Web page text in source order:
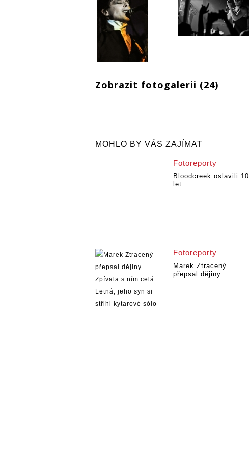
Zobrazit fotogalerii (24)
MOHLO BY VÁS ZAJÍMAT
Fotoreporty
Bloodcreek oslavili 10
let....
Fotoreporty
Marek Ztracený
přepsal dějiny....